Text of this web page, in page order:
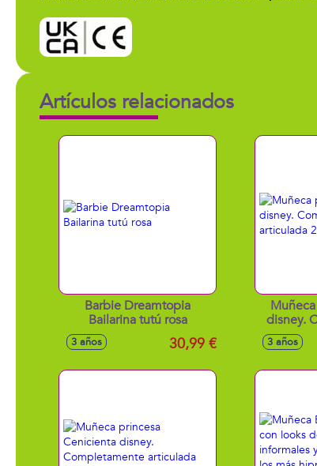
Artículos relacionados
Barbie Dreamtopia
Bailarina tutú rosa
3 años 30,99 €
disney.
3 años